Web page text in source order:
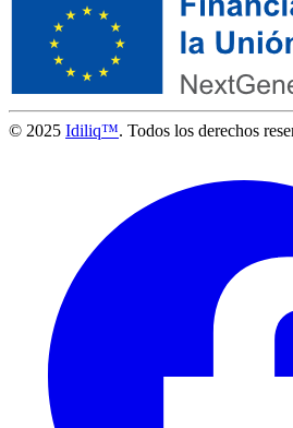
© 2025 Idiliq™. Todos los derechos